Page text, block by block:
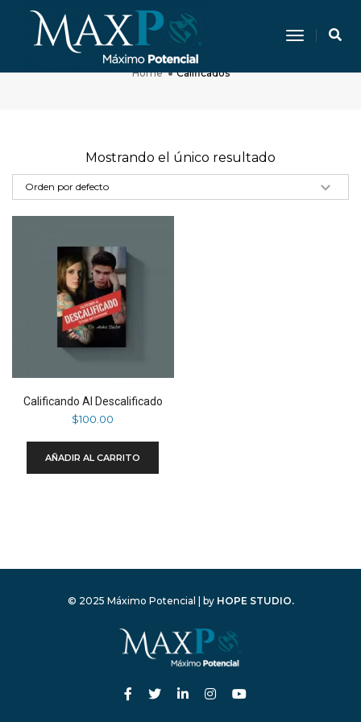
Toggle
Calificados
Home Calificados
Mostrando el único resultado
Calificando Al Descalificado
$100.00
AÑADIR AL CARRITO
© 2025 Máximo Potencial | by HOPE STUDIO.